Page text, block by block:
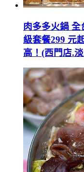
肉多多火鍋 全
級套餐299 元
高！(西門店.